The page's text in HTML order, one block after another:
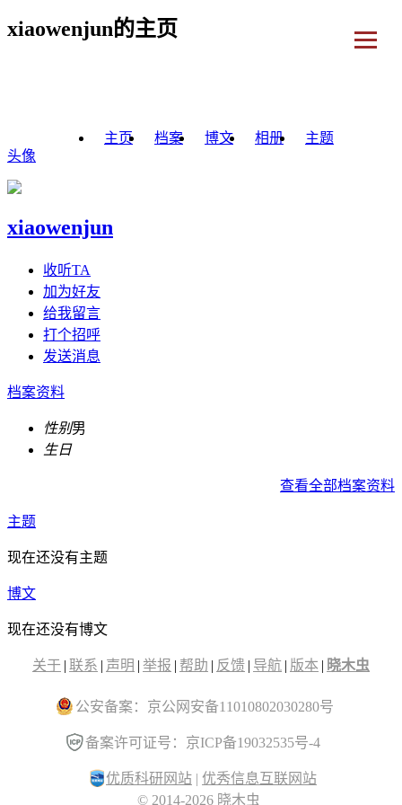
xiaowenjun的主页
主页 档案 博文 相册
主题
头像
xiaowenjun
收听TA
加为好友
给我留言
打个招呼
发送消息
档案资料
性别男
生日
查看全部档案资料
主题
现在还没有主题
博文
现在还没有博文
关于 | 联系 | 声明 | 举报 | 帮助 | 反馈 | 导航 | 版本 | 晓木虫
公安备案：京公网安备11010802030280号
备案许可证号：京ICP备19032535号-4
优质科研网站 | 优秀信息互联网站
© 2014-2026 晓木虫